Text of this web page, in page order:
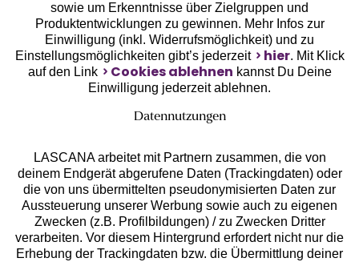
Unsere Apps
Services
Beratung
sowie um Erkenntnisse über Zielgruppen und
Produktentwicklungen zu gewinnen. Mehr Infos zur
Einwilligung (inkl. Widerrufsmöglichkeit) und zu
Einstellungsmöglichkeiten gibt’s jederzeit
hier. Mit Klick
auf den Link
Cookies ablehnen kannst Du Deine
Einwilligung jederzeit ablehnen.
Datennutzungen
LASCANA arbeitet mit Partnern zusammen, die von
deinem Endgerät abgerufene Daten (Trackingdaten) oder
die von uns übermittelten pseudonymisierten Daten zur
Aussteuerung unserer Werbung sowie auch zu eigenen
Zwecken (z.B. Profilbildungen) / zu Zwecken Dritter
verarbeiten. Vor diesem Hintergrund erfordert nicht nur die
Erhebung der Trackingdaten bzw. die Übermittlung deiner